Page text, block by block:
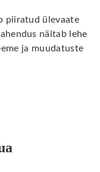
piiratud ülevaate
näitab lehe
ja muudatuste